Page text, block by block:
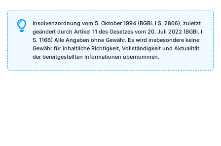
Insolvenzordnung vom 5. Oktober 1994 (BGBl. I S. 2866), zuletzt
geändert durch Artikel 11 des Gesetzes vom 20. Juli 2022 (BGBl. I
S. 1166) Alle Angaben ohne Gewähr. Es wird insbesondere keine
Gewähr für inhaltliche Richtigkeit, Vollständigkeit und Aktualität
der bereitgestellten Informationen übernommen.